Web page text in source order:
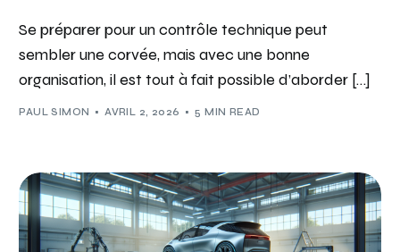
Se préparer pour un contrôle technique peut
sembler une corvée, mais avec une bonne
organisation, il est tout à fait possible d’aborder […]
PAUL SIMON AVRIL 2, 2026 5 MIN READ